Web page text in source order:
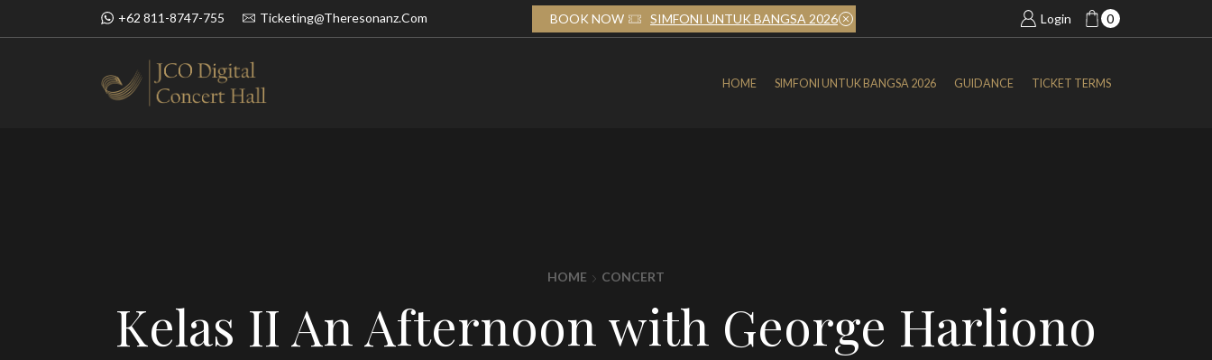
+62 811-8747-755 Ticketing@theresonanz.com
BOOK NOW SIMFONI UNTUK BANGSA 2026 BOOK NOW SIMFONI UNTUK BANGSA 2026 SIMFONI UNTUK BANGSA 2026
Login 0
HOME SIMFONI UNTUK BANGSA 2026 GUIDANCE TICKET TERMS
HOME CONCERT
Kelas II An Afternoon with George Harliono